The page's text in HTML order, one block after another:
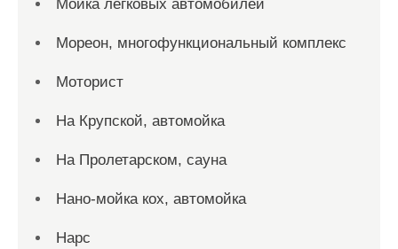
Мойка легковых автомобилей
Мореон, многофункциональный комплекс
Моторист
На Крупской, автомойка
На Пролетарском, сауна
Нано-мойка кох, автомойка
Нарс